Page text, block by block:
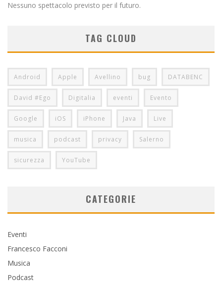
Nessuno spettacolo previsto per il futuro.
TAG CLOUD
Android Apple Avellino bug DATABENC
David #Ego Digitalia eventi Evento
Google iOS iPhone Java Live
musica podcast privacy Salerno
sicurezza YouTube
CATEGORIE
Eventi
Francesco Facconi
Musica
Podcast